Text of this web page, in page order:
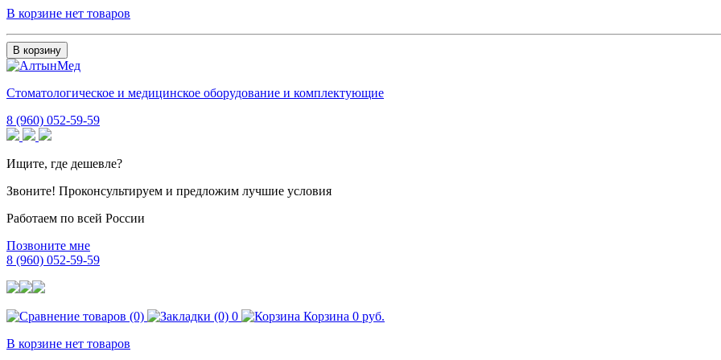
В корзине нет товаров
В корзину
Стоматологическое и медицинское оборудование и комплектующие
8 (960) 052-59-59
Ищите, где дешевле?
Звоните! Проконсультируем и предложим лучшие условия
Работаем по всей России
Позвоните мне
8 (960) 052-59-59
0 Корзина 0 руб.
В корзине нет товаров